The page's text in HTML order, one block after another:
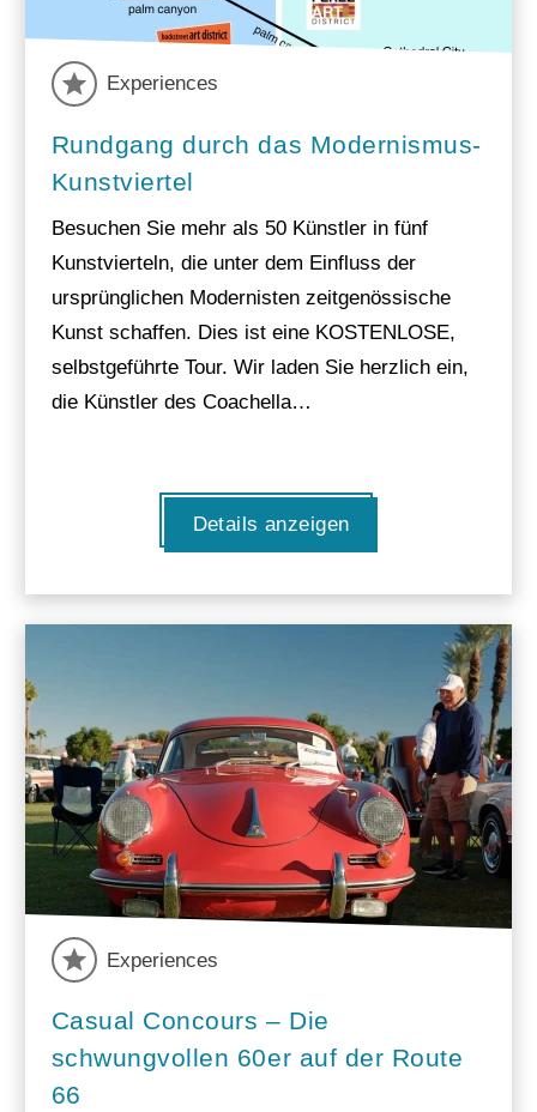
Experiences
Rundgang durch das Modernismus-
Kunstviertel
Besuchen Sie mehr als 50 Künstler in fünf
Kunstvierteln, die unter dem Einfluss der
ursprünglichen Modernisten zeitgenössische
Kunst schaffen. Dies ist eine KOSTENLOSE,
selbstgeführte Tour. Wir laden Sie herzlich ein,
die Künstler des Coachella…
Details anzeigen
Experiences
Casual Concours – Die
schwungvollen 60er auf der Route
66